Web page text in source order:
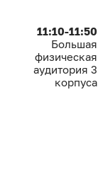
11:10-11:50
Большая
физическая
аудитория 3
корпуса